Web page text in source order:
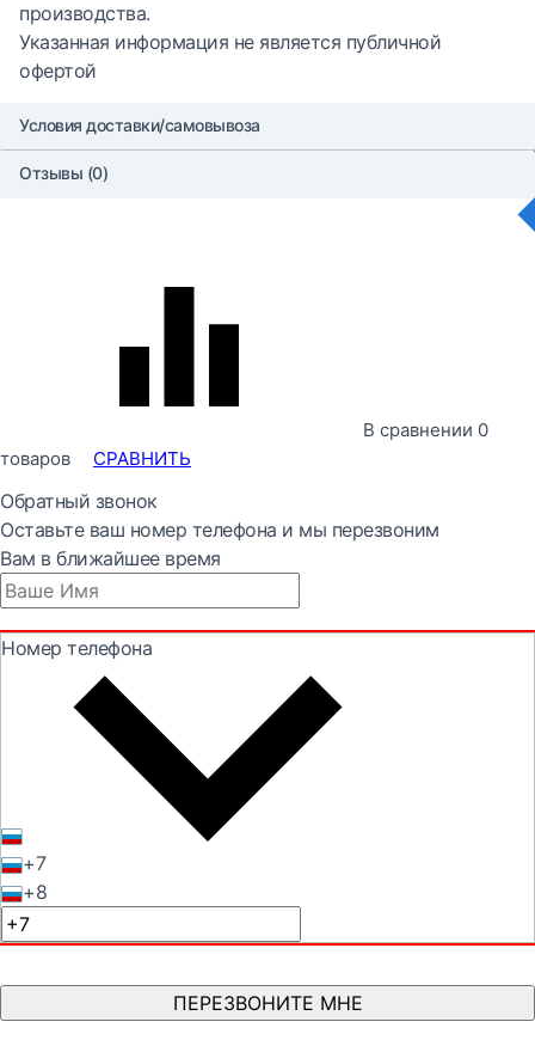
производства.
Указанная информация не является публичной
офертой
Условия доставки/самовывоза
Отзывы (0)
В сравнении 0
товаров
СРАВНИТЬ
Обратный звонок
Оставьте ваш номер телефона и мы перезвоним
Вам в ближайшее время
Номер телефона
+7
+8
ПЕРЕЗВОНИТЕ МНЕ